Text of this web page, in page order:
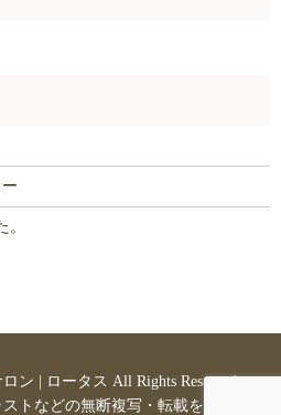
ン | ロータス All Rights Reserved.
トなどの無断複写・転載を禁じま